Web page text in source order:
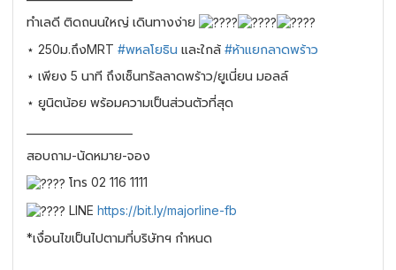
ทำเลดี ติดถนนใหญ่ เดินทางง่าย
⋆ 250ม.ถึงMRT #พหลโยธิน และใกล้ #ห้าแยกลาดพร้าว
⋆ เพียง 5 นาที ถึงเซ็นทรัลลาดพร้าว/ยูเนี่ยน มอลล์
⋆ ยูนิตน้อย พร้อมความเป็นส่วนตัวที่สุด
สอบถาม-นัดหมาย-จอง
โทร 02 116 1111
LINE https://bit.ly/majorline-fb
*เงื่อนไขเป็นไปตามที่บริษัทฯ กำหนด